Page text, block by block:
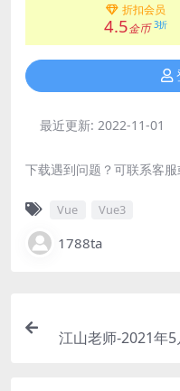
折扣会员
4.5金币 3折
最近更新: 2022-11-01
下载遇到问题？可联系客
Vue Vue3
1788ta
江山老师-2021年